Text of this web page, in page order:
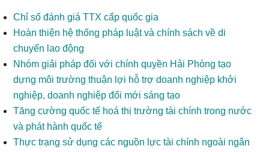
Chỉ số đánh giá TTX cấp quốc gia
Hoàn thiện hệ thống pháp luật và chính sách về di
chuyển lao động
Nhóm giải pháp đối với chính quyền Hải Phòng tạo
dựng môi trường thuận lợi hỗ trợ doanh nghiệp khởi
nghiệp, doanh nghiệp đổi mới sáng tạo
Tăng cường quốc tế hoá thị trường tài chính trong nước
và phát hành quốc tế
Thực trạng sử dụng các nguồn lực tài chính ngoài ngân